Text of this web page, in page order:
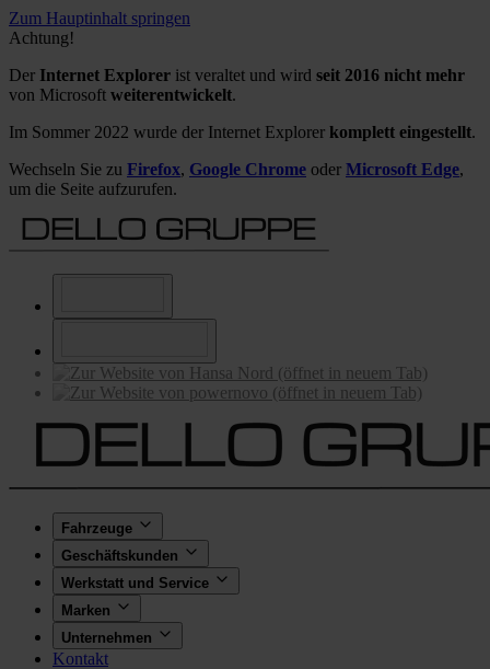
Zum Hauptinhalt springen
Achtung!
Der Internet Explorer ist veraltet und wird seit 2016 nicht mehr
von Microsoft weiterentwickelt.
Im Sommer 2022 wurde der Internet Explorer komplett eingestellt.
Wechseln Sie zu Firefox, Google Chrome oder Microsoft Edge,
um die Seite aufzurufen.
Fahrzeuge
Geschäftskunden
Werkstatt und Service
Marken
Unternehmen
Kontakt